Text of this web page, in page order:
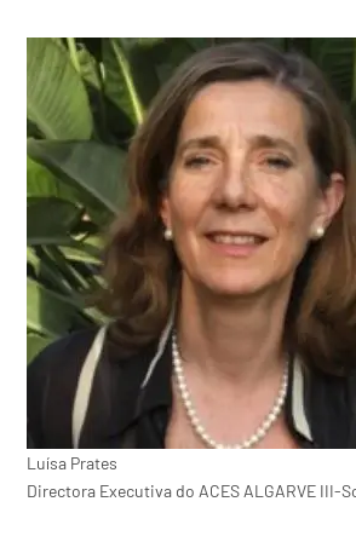
Luísa Prates
Directora Executiva do ACES ALGARVE III-